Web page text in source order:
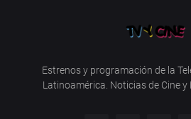
Estrenos y programación de la
Latinoamérica. Noticias de Cine y